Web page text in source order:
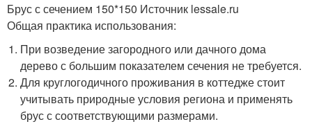
Брус с сечением 150*150 Источник lessale.ru
Общая практика использования:
При возведение загородного или дачного дома
дерево с большим показателем сечения не требуется.
Для круглогодичного проживания в коттедже стоит
учитывать природные условия региона и применять
брус с соответствующими размерами.